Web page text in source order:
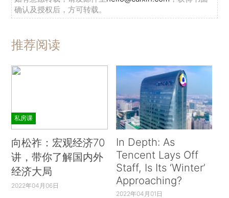
确认及授权后，方可转载。
推荐阅读
私房课
向松祚：宏观经济70
讲，带你了解国内外
经济大局
2022年04月06日
In Depth: As
Tencent Lays Off
Staff, Is Its ‘Winter’
Approaching?
2022年04月01日